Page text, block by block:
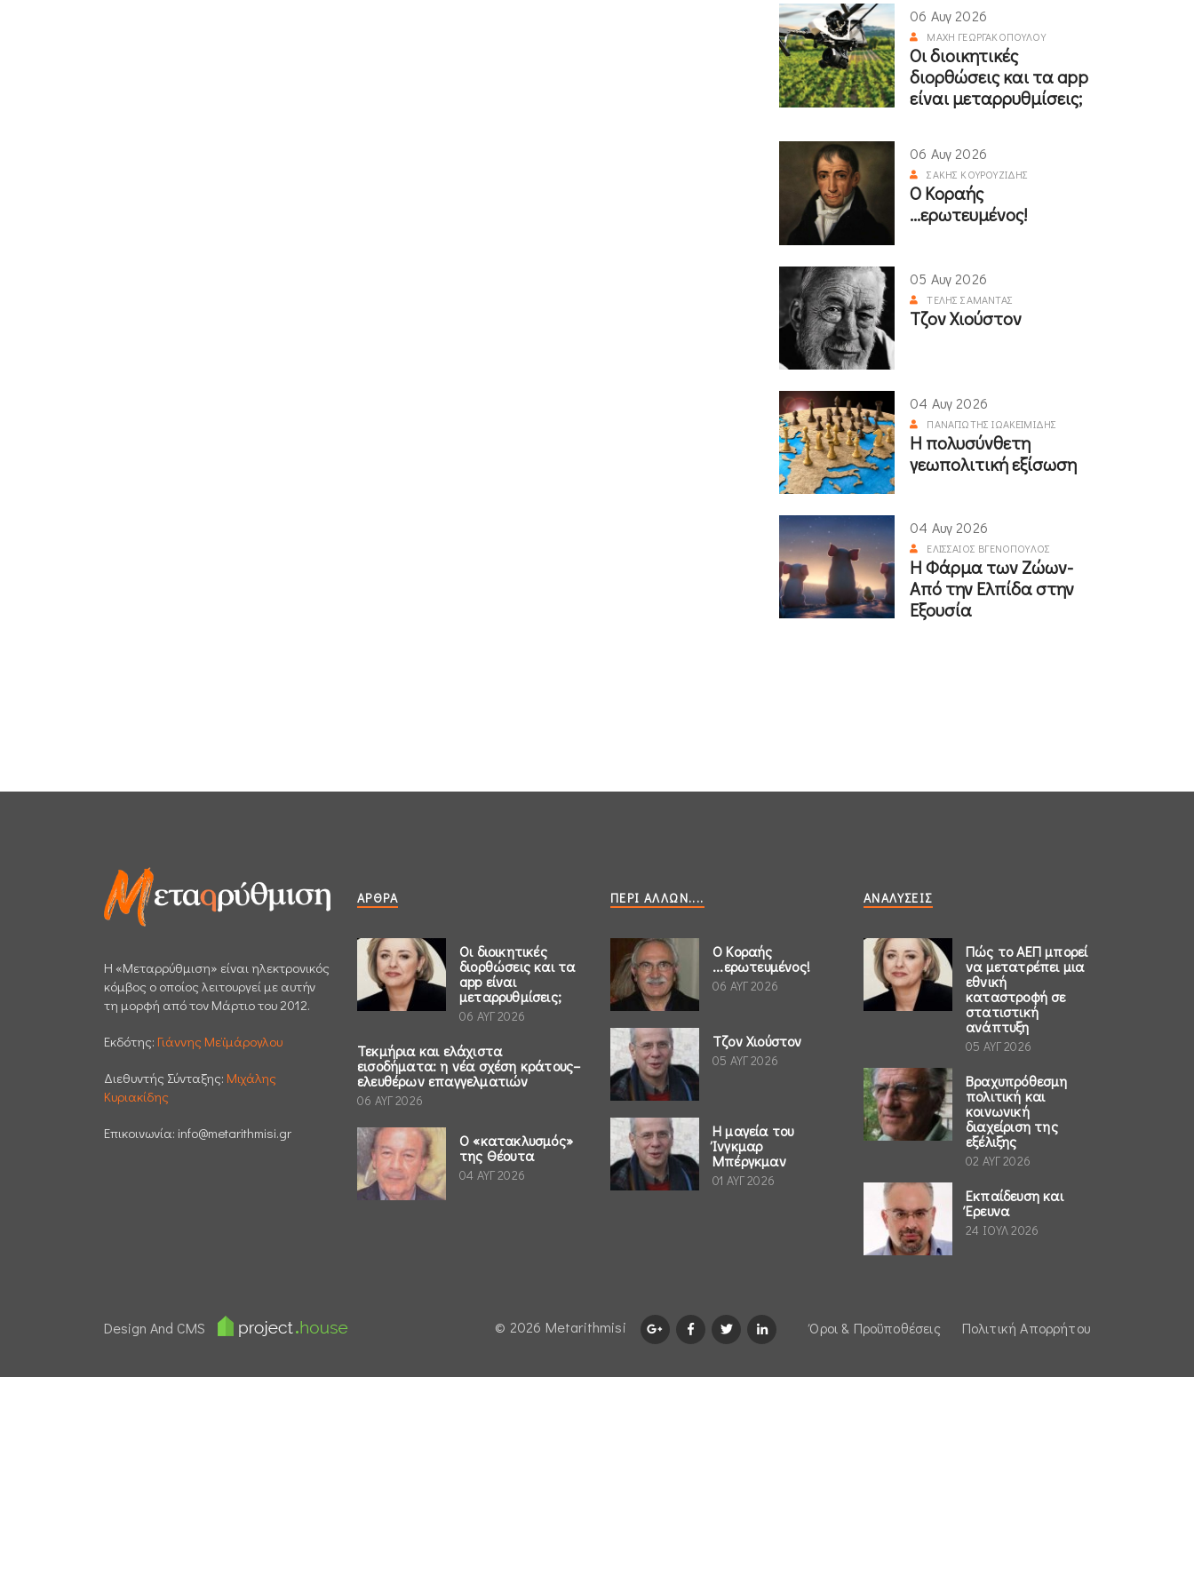
06 Αυγ 2026
ΜΆΧΗ ΓΕΩΡΓΑΚΟΠΟΎΛΟΥ
Οι διοικητικές
διορθώσεις και τα app
είναι μεταρρυθμίσεις;
06 Αυγ 2026
ΣΆΚΗΣ ΚΟΥΡΟΥΖΊΔΗΣ
Ο Κοραής
...ερωτευμένος!
05 Αυγ 2026
ΤΈΛΗΣ ΣΑΜΑΝΤΆΣ
Τζον Χιούστον
04 Αυγ 2026
ΠΑΝΑΓΙΏΤΗΣ ΙΩΑΚΕΙΜΊΔΗΣ
Η πολυσύνθετη
γεωπολιτική εξίσωση
04 Αυγ 2026
ΕΛΙΣΣΑΊΟΣ ΒΓΕΝΌΠΟΥΛΟΣ
Η Φάρμα των Ζώων-
Από την Ελπίδα στην
Εξουσία
H «Μεταρρύθμιση» είναι ηλεκτρονικός
κόμβος ο οποίος λειτουργεί με αυτήν
τη μορφή από τον Μάρτιο του 2012.
Εκδότης: Γιάννης Μεϊμάρογλου
Διεθυντής Σύνταξης: Μιχάλης
Κυριακίδης
Επικοινωνία: info@metarithmisi.gr
ΆΡΘΡΑ
Οι διοικητικές
διορθώσεις και τα
app είναι
μεταρρυθμίσεις;
06 ΑΥΓ 2026
Τεκμήρια και ελάχιστα
εισοδήματα: η νέα σχέση κράτους–
ελευθέρων επαγγελματιών
06 ΑΥΓ 2026
Ο «κατακλυσμός»
της Θέουτα
04 ΑΥΓ 2026
ΠΕΡΊ ΆΛΛΩΝ....
Ο Κοραής
...ερωτευμένος!
06 ΑΥΓ 2026
Τζον Χιούστον
05 ΑΥΓ 2026
Η μαγεία του
Ίνγκμαρ
Μπέργκμαν
01 ΑΥΓ 2026
ΑΝΑΛΎΣΕΙΣ
Πώς το ΑΕΠ μπορεί
να μετατρέπει μια
εθνική
καταστροφή σε
στατιστική
ανάπτυξη
05 ΑΥΓ 2026
Βραχυπρόθεσμη
πολιτική και
κοινωνική
διαχείριση της
εξέλιξης
02 ΑΥΓ 2026
Εκπαίδευση και
Έρευνα
24 ΙΟΥΛ 2026
Design And CMS Όροι & Προϋποθέσεις Πολιτική Απορρήτου
© 2026 Μetarithmisi